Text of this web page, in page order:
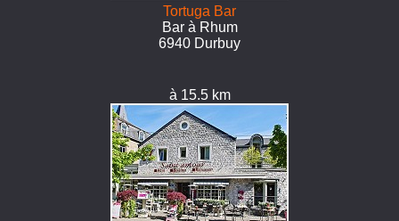
Tortuga Bar
Bar à Rhum
6940 Durbuy
à 15.5 km